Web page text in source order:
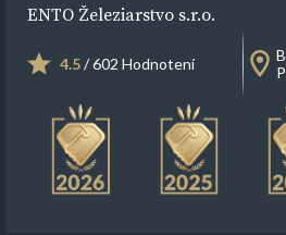
ENTO Železiarstvo s.r.o.
4.5/ 602 Hodnotení